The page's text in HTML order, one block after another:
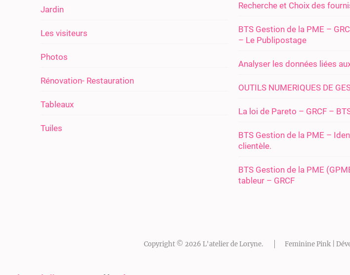
Jardin
Les visiteurs
Photos
Rénovation- Restauration
Tableaux
Tuiles
Recherche et Choix des
BTS Gestion de la PME –
– Le Publipostage
Analyser les données liées
OUTILS NUMERIQUES DE
La loi de Pareto – GRCF –
BTS Gestion de la PME –
clientèle.
BTS Gestion de la PME
tableur – GRCF
Copyright © 2026 L'atelier de Loryne. Feminine Pink |